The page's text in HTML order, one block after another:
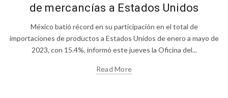
de mercancías a Estados Unidos
México batió récord en su participación en el total de
importaciones de productos a Estados Unidos de enero a mayo de
2023, con 15.4%, informó este jueves la Oficina del...
Read More